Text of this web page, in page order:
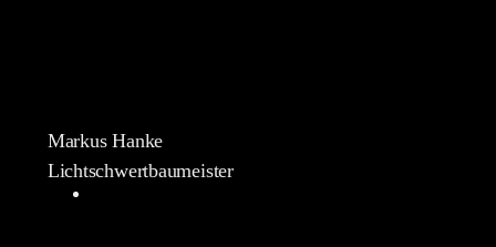
Markus Hanke
Lichtschwertbaumeister